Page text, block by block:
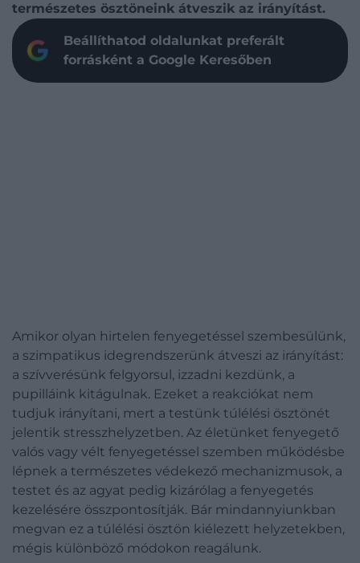
természetes ösztöneink átveszik az irányítást.
Beállíthatod oldalunkat preferált
forrásként a Google Keresőben
Amikor olyan hirtelen fenyegetéssel szembesülünk,
a szimpatikus idegrendszerünk átveszi az irányítást:
a szívverésünk felgyorsul, izzadni kezdünk, a
pupilláink kitágulnak. Ezeket a reakciókat nem
tudjuk irányítani, mert a testünk túlélési ösztönét
jelentik stresszhelyzetben. Az életünket fenyegető
valós vagy vélt fenyegetéssel szemben működésbe
lépnek a természetes védekező mechanizmusok, a
testet és az agyat pedig kizárólag a fenyegetés
kezelésére összpontosítják. Bár mindannyiunkban
megvan ez a túlélési ösztön kiélezett helyzetekben,
mégis különböző módokon reagálunk.